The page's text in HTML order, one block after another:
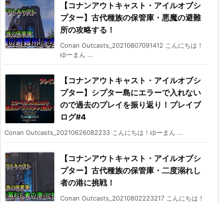
【コナンアウトキャスト・アイルオブシ
プター】古代種族の保管庫・悪魔の避難
所の攻略する！
Conan Outcasts_20210807091412 こんにちは！
ゆーまん ...
【コナンアウトキャスト・アイルオブシ
プター】シプター島にエラーで入れない
ので過去のプレイを振り返り！プレイブ
ログ#4
Conan Outcasts_20210626082233 こんにちは！ゆーまん ...
【コナンアウトキャスト・アイルオブシ
プター】古代種族の保管庫・二度溺れし
者の港に挑戦！
Conan Outcasts_20210802223217 こんにちは！